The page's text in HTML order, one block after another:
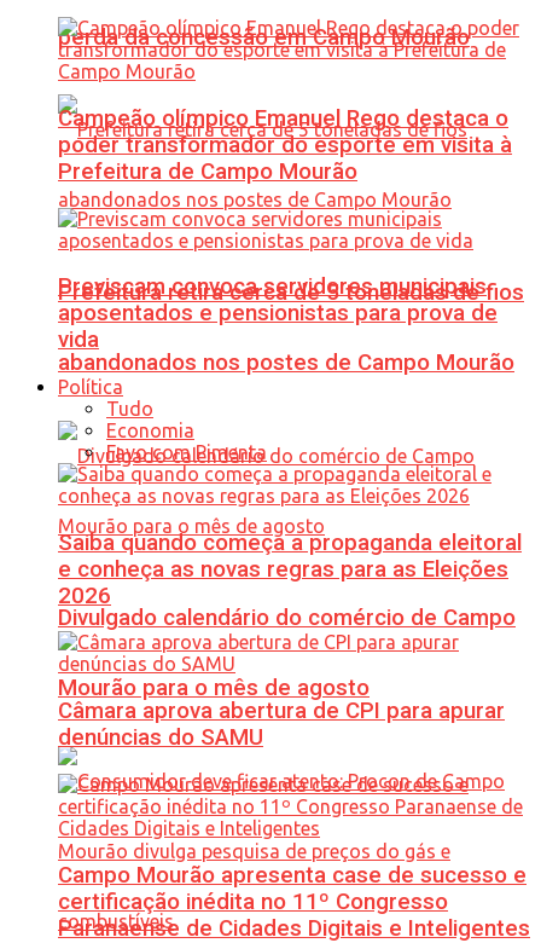
perda da concessão em Campo Mourão
Prefeitura retira cerca de 5 toneladas de fios
abandonados nos postes de Campo Mourão
Divulgado calendário do comércio de Campo
Mourão para o mês de agosto
Campeão olímpico Emanuel Rego destaca o
poder transformador do esporte em visita à
Prefeitura de Campo Mourão
Previscam convoca servidores municipais
aposentados e pensionistas para prova de
vida
Política
Tudo
Economia
Favo com Pimenta
Saiba quando começa a propaganda eleitoral
e conheça as novas regras para as Eleições
2026
Câmara aprova abertura de CPI para apurar
denúncias do SAMU
Campo Mourão apresenta case de sucesso e
certificação inédita no 11º Congresso
Paranaense de Cidades Digitais e Inteligentes